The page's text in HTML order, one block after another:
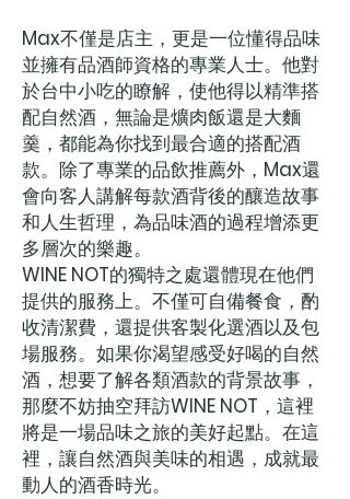
Max不僅是店主，更是一位懂得品味
並擁有品酒師資格的專業人士。他對
於台中小吃的瞭解，使他得以精準搭
配自然酒，無論是爌肉飯還是大麵
羹，都能為你找到最合適的搭配酒
款。除了專業的品飲推薦外， Max還
會向客人講解每款酒背後的釀造故事
和人生哲理，為品味酒的過程增添更
多層次的樂趣。
WINE NOT的獨特之處還體現在他們
提供的服務上。不僅可自備餐食，酌
收清潔費，還提供客製化選酒以及包
場服務。如果你渴望感受好喝的自然
酒，想要了解各類酒款的背景故事，
那麼不妨抽空拜訪WINE NOT ，這裡
將是一場品味之旅的美好起點。在這
裡，讓自然酒與美味的相遇，成就最
動人的酒香時光。